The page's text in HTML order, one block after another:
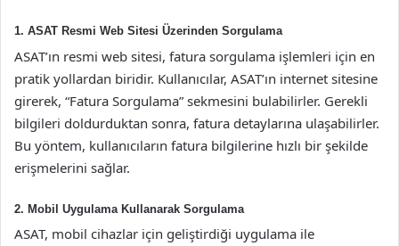
1. ASAT Resmi Web Sitesi Üzerinden Sorgulama
ASAT’ın resmi web sitesi, fatura sorgulama işlemleri için en
pratik yollardan biridir. Kullanıcılar, ASAT’ın internet sitesine
girerek, “Fatura Sorgulama” sekmesini bulabilirler. Gerekli
bilgileri doldurduktan sonra, fatura detaylarına ulaşabilirler.
Bu yöntem, kullanıcıların fatura bilgilerine hızlı bir şekilde
erişmelerini sağlar.
2. Mobil Uygulama Kullanarak Sorgulama
ASAT, mobil cihazlar için geliştirdiği uygulama ile